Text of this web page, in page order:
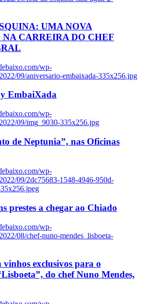
UMA NOVA
CARREIRA DO CHEF
wp-
09/aniversario-embaixada-335x256.jpg
EmbaiXada
wp-
09/img_9030-335x256.jpg
de Neptunia”, nas Oficinas
wp-
09/2dc75683-1548-4946-950d-
prestes a chegar ao Chiado
wp-
08/chef-nuno-mendes_lisboeta-
exclusivos para o
do chef Nuno Mendes,